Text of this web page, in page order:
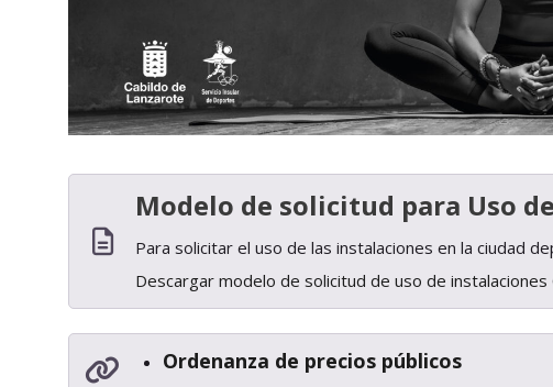
Modelo de solicitud para Uso
Para solicitar el uso de las instalaciones en la ciudad
Descargar modelo de solicitud de uso de instalaciones
Ordenanza de precios públicos